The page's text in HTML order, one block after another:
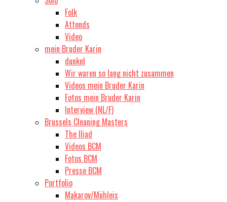
Folk
Attends
Video
mein Bruder Karin
dunkel
Wir waren so lang nicht zusammen
Videos mein Bruder Karin
Fotos mein Bruder Karin
Interview (NL/F)
Brussels Cleaning Masters
The Iliad
Videos BCM
Fotos BCM
Presse BCM
Portfolio
Makarov/Mühleis